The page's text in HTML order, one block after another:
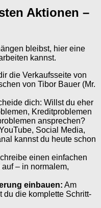
Aktionen –
bleibst, hier eine
kannst.
die Verkaufsseite von
von Tibor Bauer (Mr.
dich: Willst du eher
Kreditproblemen
ansprechen?
Social Media,
kannst du heute schon
einen einfachen
– in normalem,
einbauen: Am
du die komplette Schritt-